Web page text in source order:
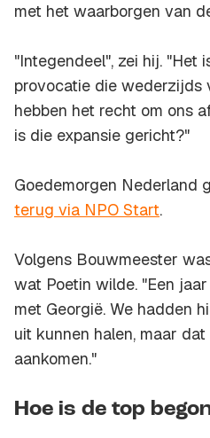
met het waarborgen van
"Integendeel", zei hij. "Het
provocatie die wederzijds
hebben het recht om ons
is die expansie gericht?"
Goedemorgen Nederland
terug via NPO Start.
Volgens Bouwmeester
wat Poetin wilde. "Een
met Georgië. We hadden
uit kunnen halen, maar
aankomen."
Hoe is de top